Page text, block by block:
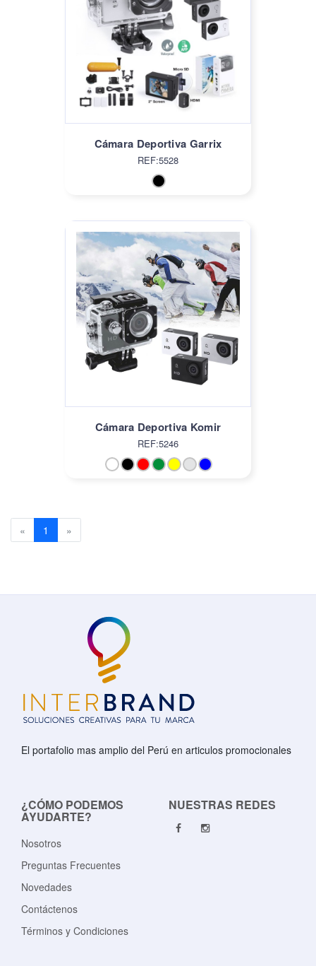
Cámara Deportiva Garrix
REF:5528
Cámara Deportiva Komir
REF:5246
« Previous
1 (current)
»
El portafolio mas amplio del Perú en articulos promocionales
¿CÓMO PODEMOS
AYUDARTE?
Nosotros
Preguntas Frecuentes
Novedades
Contáctenos
Términos y Condiciones
NUESTRAS REDES